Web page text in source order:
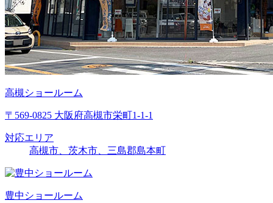
高槻ショールーム
〒569-0825 大阪府高槻市栄町1-1-1
対応エリア
高槻市、茨木市、三島郡島本町
豊中ショールーム